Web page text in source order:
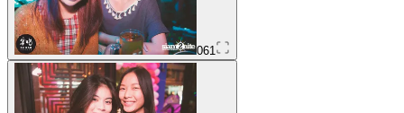
061